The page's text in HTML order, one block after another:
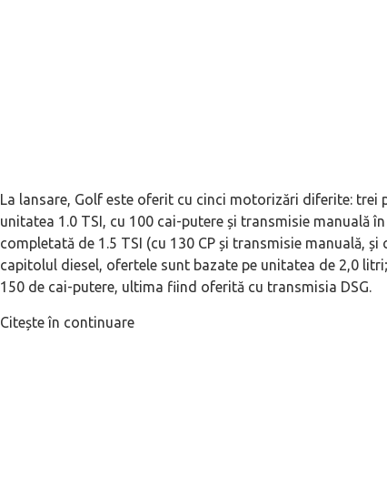
La lansare, Golf este oferit cu cinci motorizări diferite: trei
unitatea 1.0 TSI, cu 100 cai-putere și transmisie manuală
completată de 1.5 TSI (cu 130 CP și transmisie manuală, și
capitolul diesel, ofertele sunt bazate pe unitatea de 2,0
150 de cai-putere, ultima fiind oferită cu transmisia DSG.
Citește în continuare